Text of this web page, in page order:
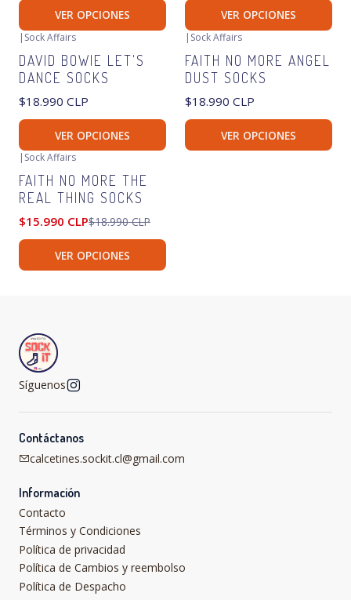
VER OPCIONES VER OPCIONES
| Sock Affairs
DAVID BOWIE LET'S
DANCE SOCKS
$18.990 CLP
VER OPCIONES
| Sock Affairs
FAITH NO MORE ANGEL
DUST SOCKS
$18.990 CLP
VER OPCIONES
Agotado
| Sock Affairs
FAITH NO MORE THE
REAL THING SOCKS
$15.990 CLP$18.990 CLP
VER OPCIONES
Síguenos
Contáctanos
calcetines.sockit.cl@gmail.com
Información
Contacto
Términos y Condiciones
Política de privacidad
Política de Cambios y reembolso
Política de Despacho